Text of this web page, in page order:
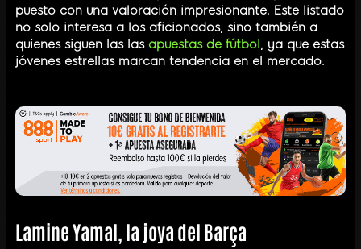
puesto con una valoración impresionante. Este listado
no solo interesa a los aficionados, sino también a
quienes siguen las las apuestas de fútbol, ya que estas
jóvenes estrellas marcan tendencia en el mercado.
Lamine Yamal, la joya del Barça